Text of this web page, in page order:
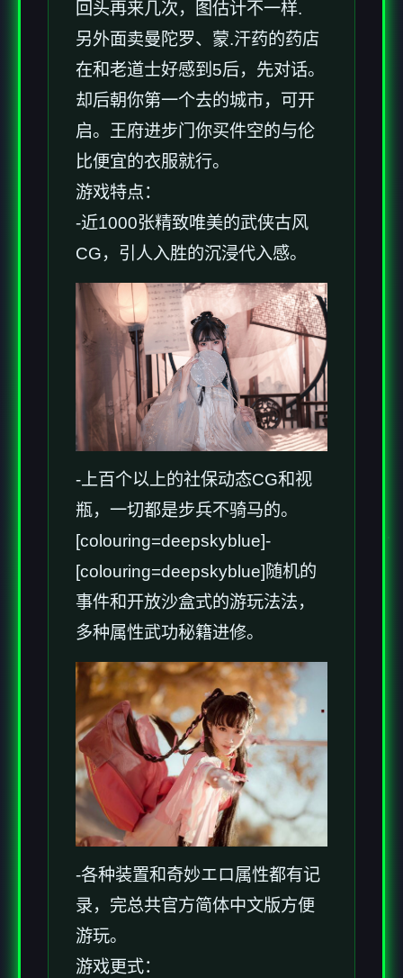
回头再来几次，图估计不一样.
另外面卖曼陀罗、蒙.汗药的药店
在和老道士好感到5后，先对话。
却后朝你第一个去的城市，可开
启。王府进步门你买件空的与伦
比便宜的衣服就行。
游戏特点：
-近1000张精致唯美的武侠古风
CG，引人入胜的沉浸代入感。
-上百个以上的社保动态CG和视
瓶，一切都是步兵不骑马的。
[colouring=deepskyblue]-
[colouring=deepskyblue]随机的
事件和开放沙盒式的游玩法法，
多种属性武功秘籍进修。
-各种装置和奇妙エロ属性都有记
录，完总共官方简体中文版方便
游玩。
游戏更式：